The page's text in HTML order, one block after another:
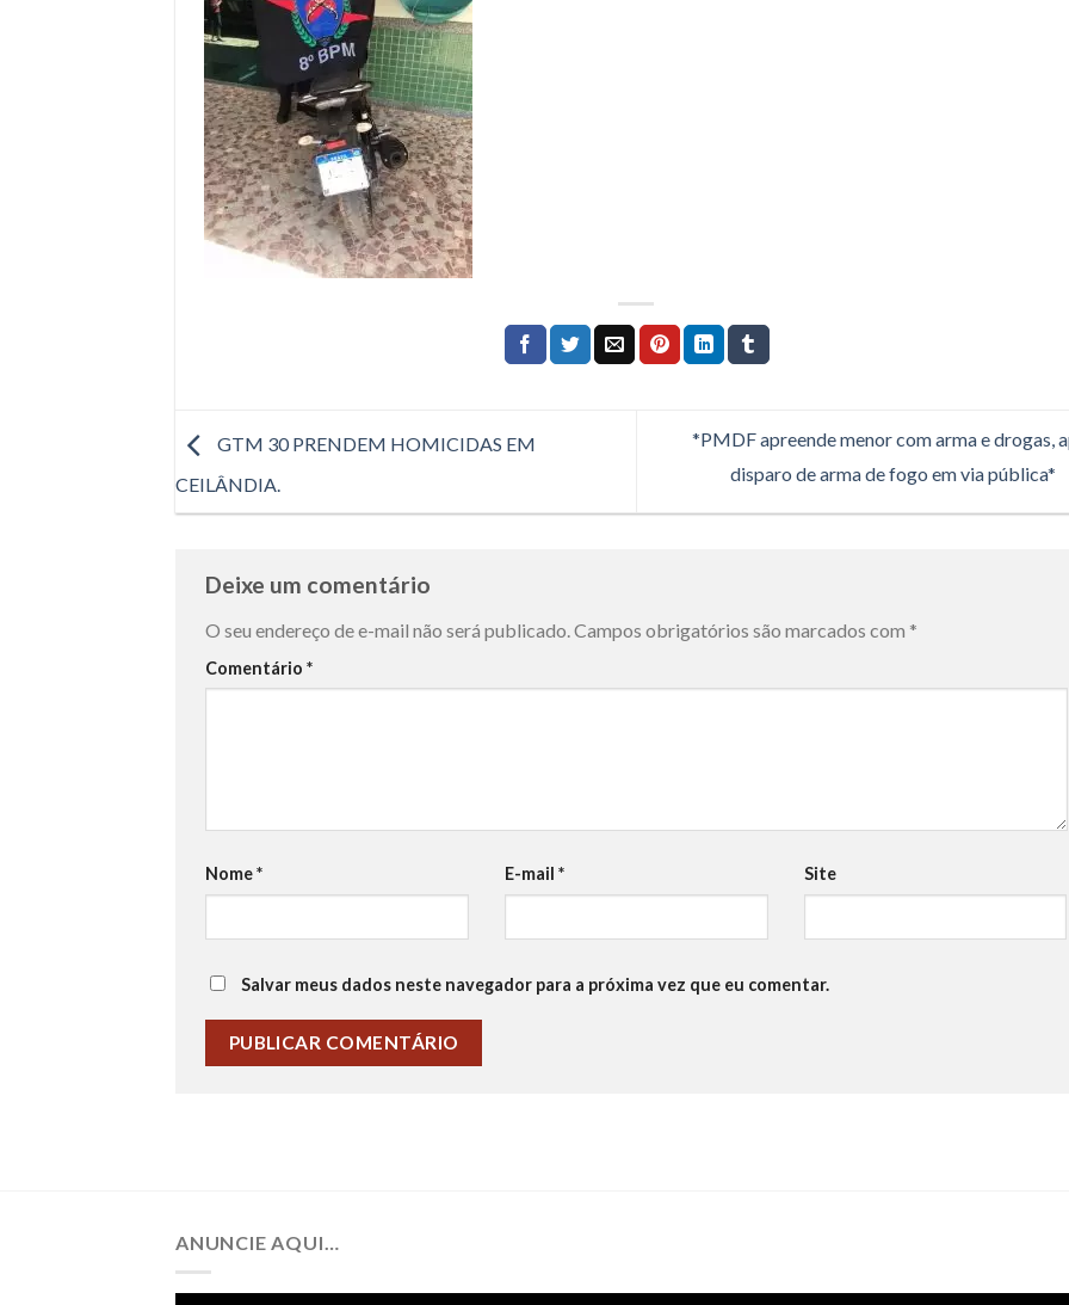
GTM 30 PRENDEM HOMICIDAS EM
CEILÂNDIA.
*PMDF apreende menor com arma e drogas,
disparo de arma de fogo em via pública*
Deixe um comentário
O seu endereço de e-mail não será publicado. Campos obrigatórios são marcados com *
Comentário *
Nome* E-mail * Site
Salvar meus dados neste navegador para a próxima vez que eu comentar.
ANUNCIE AQUI…